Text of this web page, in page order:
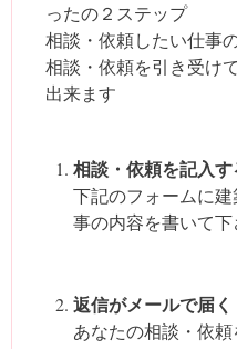
ったの２ステップ
相談・依頼したい仕事
相談・依頼を引き受け
出来ます
相談・依頼を記入す
下記のフォームに
事の内容を書いて下
返信がメールで届く
あなたの相談・依